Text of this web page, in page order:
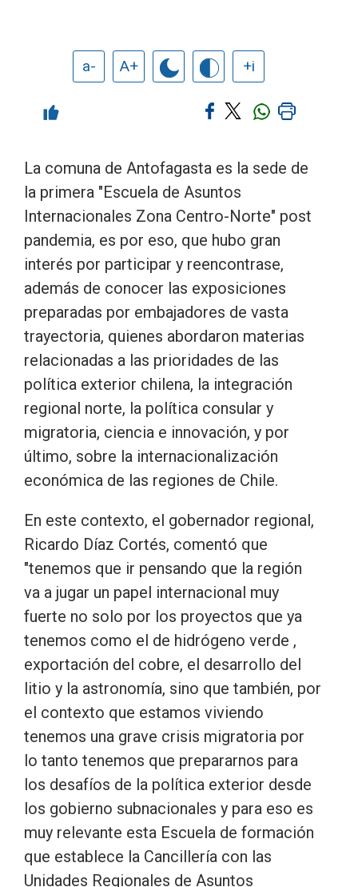
a- A+ +i
La comuna de Antofagasta es la sede de
la primera "Escuela de Asuntos
Internacionales Zona Centro-Norte" post
pandemia, es por eso, que hubo gran
interés por participar y reencontrase,
además de conocer las exposiciones
preparadas por embajadores de vasta
trayectoria, quienes abordaron materias
relacionadas a las prioridades de las
política exterior chilena, la integración
regional norte, la política consular y
migratoria, ciencia e innovación, y por
último, sobre la internacionalización
económica de las regiones de Chile.
En este contexto, el gobernador regional,
Ricardo Díaz Cortés, comentó que
"tenemos que ir pensando que la región
va a jugar un papel internacional muy
fuerte no solo por los proyectos que ya
tenemos como el de hidrógeno verde ,
exportación del cobre, el desarrollo del
litio y la astronomía, sino que también, por
el contexto que estamos viviendo
tenemos una grave crisis migratoria por
lo tanto tenemos que prepararnos para
los desafíos de la política exterior desde
los gobierno subnacionales y para eso es
muy relevante esta Escuela de formación
que establece la Cancillería con las
Unidades Regionales de Asuntos